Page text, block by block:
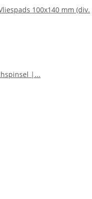
100x140 mm (div.